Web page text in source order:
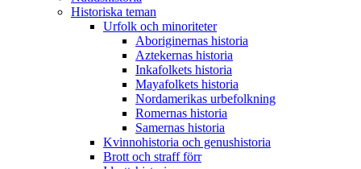
Historiska teman
Urfolk och minoriteter
Aboriginernas historia
Aztekernas historia
Inkafolkets historia
Mayafolkets historia
Nordamerikas urbefolkning
Romernas historia
Samernas historia
Kvinnohistoria och genushistoria
Brott och straff förr